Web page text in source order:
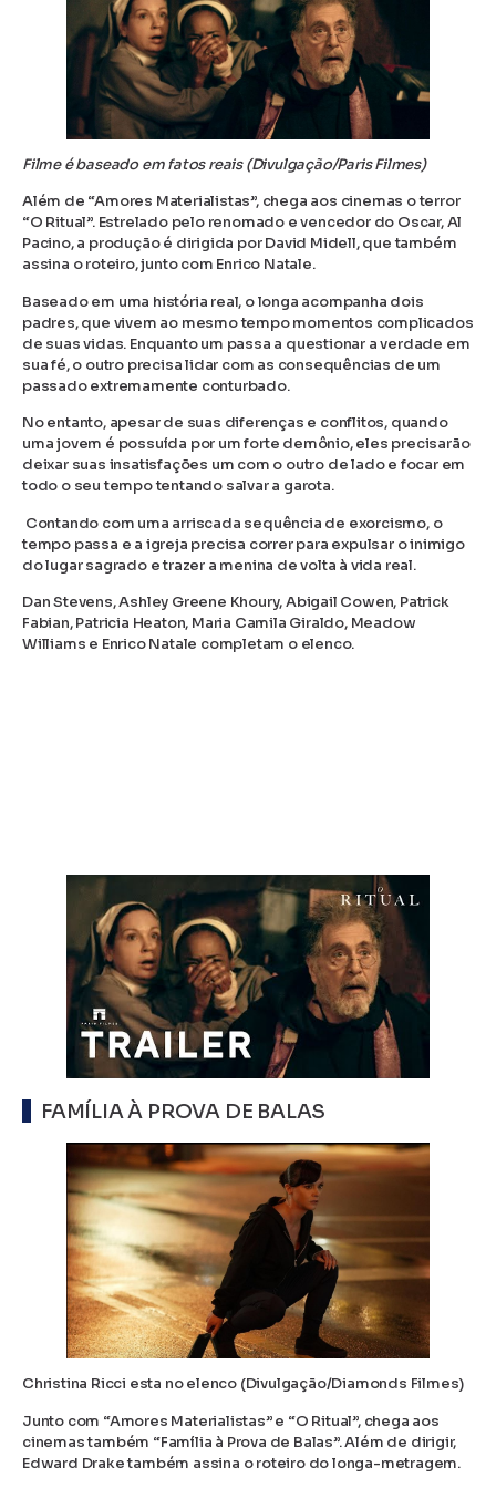
Filme é baseado em fatos reais (Divulgação/Paris Filmes)
Além de “Amores Materialistas”, chega aos cinemas o terror
“O Ritual”. Estrelado pelo renomado e vencedor do Oscar, Al
Pacino, a produção é dirigida por David Midell, que também
assina o roteiro, junto com Enrico Natale.
Baseado em uma história real, o longa acompanha dois
padres, que vivem ao mesmo tempo momentos complicados
de suas vidas. Enquanto um passa a questionar a verdade em
sua fé, o outro precisa lidar com as consequências de um
passado extremamente conturbado.
No entanto, apesar de suas diferenças e conflitos, quando
uma jovem é possuída por um forte demônio, eles precisarão
deixar suas insatisfações um com o outro de lado e focar em
todo o seu tempo tentando salvar a garota.
Contando com uma arriscada sequência de exorcismo, o
tempo passa e a igreja precisa correr para expulsar o inimigo
do lugar sagrado e trazer a menina de volta à vida real.
Dan Stevens, Ashley Greene Khoury, Abigail Cowen, Patrick
Fabian, Patricia Heaton, Maria Camila Giraldo, Meadow
Williams e Enrico Natale completam o elenco.
FAMÍLIA À PROVA DE BALAS
Christina Ricci esta no elenco (Divulgação/Diamonds Filmes)
Junto com “Amores Materialistas” e “O Ritual”, chega aos
cinemas também “Família à Prova de Balas”. Além de dirigir,
Edward Drake também assina o roteiro do longa-metragem.